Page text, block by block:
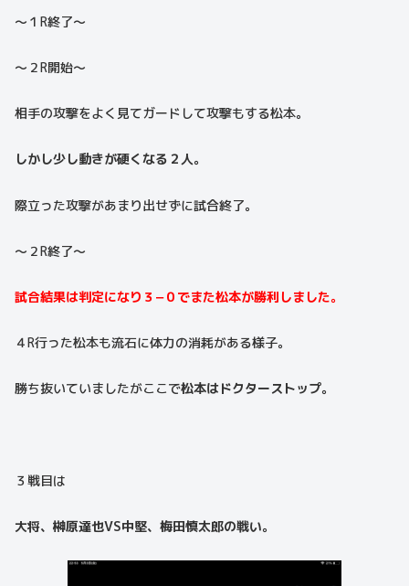
〜１R終了〜
〜２R開始〜
相手の攻撃をよく見てガードして攻撃もする松本。
しかし少し動きが硬くなる２人。
際立った攻撃があまり出せずに試合終了。
〜２R終了〜
試合結果は判定になり３−０でまた松本が勝利しました。
４R行った松本も流石に体力の消耗がある様子。
勝ち抜いていましたがここで松本はドクターストップ。
３戦目は
大将、榊原達也VS中堅、梅田慎太郎の戦い。